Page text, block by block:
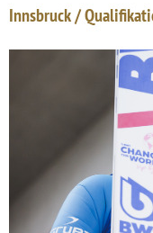
Innsbruck /